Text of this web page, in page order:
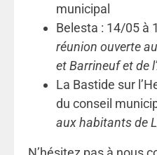
municipal
Belesta : 14/05 à
réunion ouverte
et Barrineuf et de
La Bastide sur
du conseil
aux habitants de